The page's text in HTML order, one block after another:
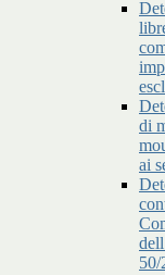
di
ai
50/